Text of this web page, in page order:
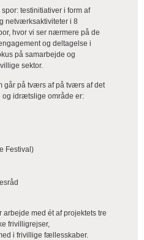
testinitiativer i form af
netværksaktiviteter i 8
hvor vi ser nærmere på de
og deltagelse i
på samarbejde og
sektor.
går på tværs af på tværs af det
og idrætslige område er:
Festival)
med ét af projektets tre
frivilligrejser,
i frivillige fællesskaber.